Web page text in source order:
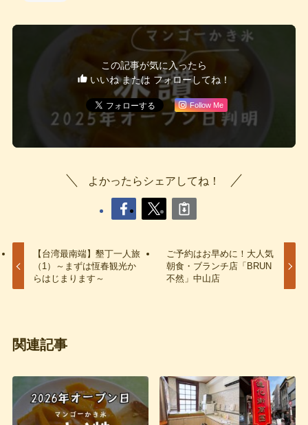
この記事が気に入ったら
いいね または フォローしてね！
Follow Me
よかったらシェアしてね！
【台湾最南端】墾丁一人旅
（1）～まずは恆春観光か
らはじまります～
ご予約はお早めに！大人気
朝食・ブランチ店「BRUN
不然」中山店
関連記事